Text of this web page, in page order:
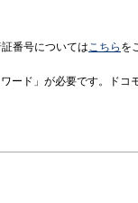
番号についてはこちら を
ード」が必要です。ドコ